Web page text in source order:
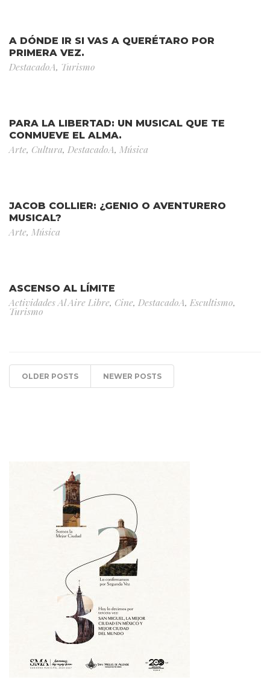
A DÓNDE IR SI VAS A QUERÉTARO POR
PRIMERA VEZ.
DestacadoA, Turismo
PARA LA LIBERTAD: UN MUSICAL QUE TE
CONMUEVE EL ALMA.
Arte, Cultura, DestacadoA, Música
JACOB COLLIER: ¿GENIO O AVENTURERO
MUSICAL?
Arte, Música
ASCENSO AL LÍMITE
Actividades Al Aire Libre, Cine, DestacadoA, Escultismo,
Turismo
OLDER POSTS NEWER POSTS